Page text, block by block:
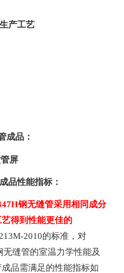
产工艺
成品：
品性能指标：
钢无缝管采用相同成分
得到性能更佳的
2010的标准，对
无缝管的室温力学性能及
品需满足的性能指标如